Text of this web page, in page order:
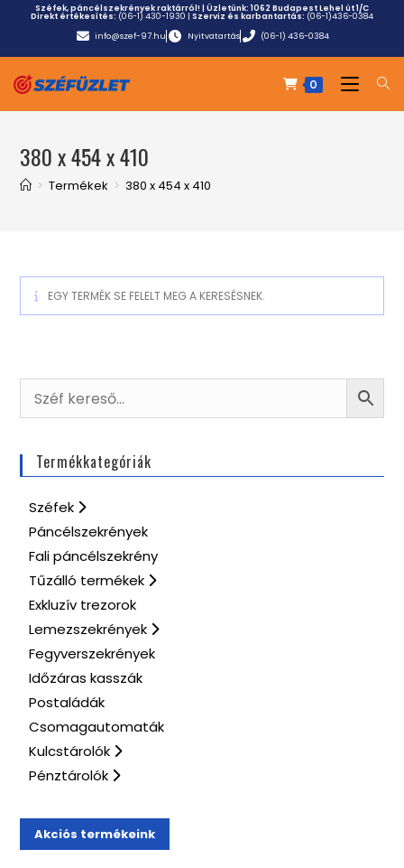
Széfek, páncélszekrények raktárról! | Üzletünk:1062 Budapest Lehel út 1/C
Direkt értékesítés: (06-1) 430-1930 | Szerviz és karbantartás: (06-1)436-0384
info@szef-97.hu
Nyitvatartás (06-1) 436-0384
0
380 x 454 x 410
> Termékek > 380 x 454 x 410
EGY TERMÉK SE FELELT MEG A KERESÉSNEK.
Termékkategóriák
Széfek
Páncélszekrények
Fali páncélszekrény
Tűzálló termékek
Exkluzív trezorok
Lemezszekrények
Fegyverszekrények
Időzáras kasszák
Postaládák
Csomagautomaták
Kulcstárolók
Pénztárolók
Akciós termékeink